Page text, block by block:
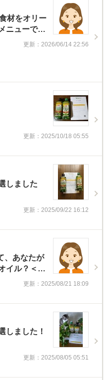
材をオリー
ニューで楽
で楽しん更新：2026/06/14 22:56
更新：2025/10/18 05:55
しました
更新：2025/09/22 16:12
、あなたが
イル？＜知
ーン対象テ
更新：2025/08/21 18:09
しました！
更新：2025/08/05 05:51